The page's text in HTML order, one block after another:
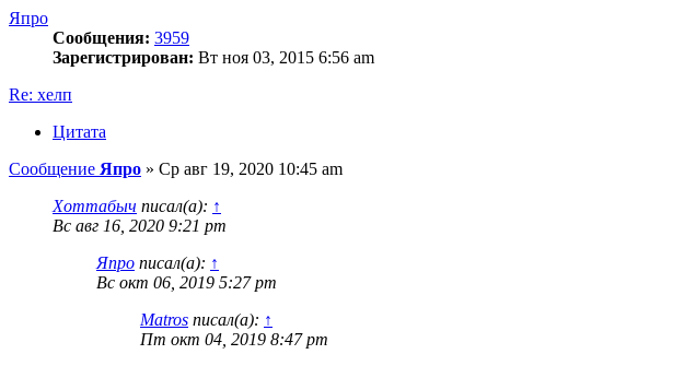
Япро
Сообщения: 3959
Зарегистрирован: Вт ноя 03, 2015 6:56 am
Re: хелп
Цитата
Сообщение Япро » Ср авг 19, 2020 10:45 am
Хоттабыч писал(а): ↑
Вс авг 16, 2020 9:21 pm
Япро писал(а): ↑
Вс окт 06, 2019 5:27 pm
Matros писал(а): ↑
Пт окт 04, 2019 8:47 pm